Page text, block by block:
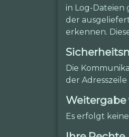
in Log-Dateien
der
erkennen.
Die
der Adresszeile
Weitergabe
Es erfolgt